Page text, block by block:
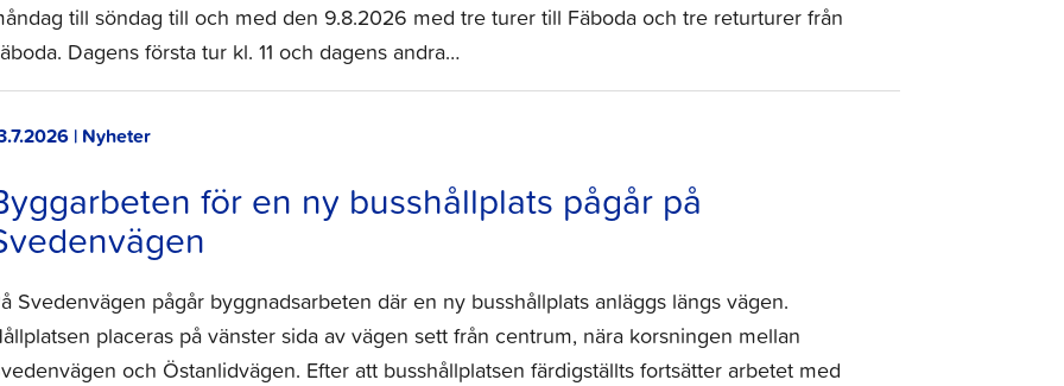
till söndag till och med den 9.8.2026 med tre turer till Fäboda och tre returturer från
Dagens första tur kl. 11 och dagens andra…
| Nyheter
för en ny busshållplats pågår på
Svedenvägen pågår byggnadsarbeten där en ny busshållplats anläggs längs vägen.
placeras på vänster sida av vägen sett från centrum, nära korsningen mellan
och Östanlidvägen. Efter att busshållplatsen färdigställts fortsätter arbetet med